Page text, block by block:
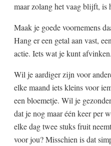
maar zolang het vaag blijft, is
Maak je goede voornemens
Hang er een getal aan vast,
actie. Iets wat je kunt afvinken.
Wil je aardiger zijn voor
elke maand iets kleins voor
een bloemetje. Wil je
dat je nog maar één keer per
elke dag twee stuks fruit
voor jou? Misschien is dat